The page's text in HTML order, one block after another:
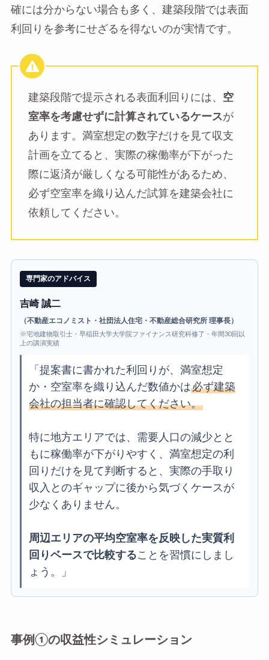
確には分からない場合も多く、建築段階では表面
利回りを参考にせざるを得ないのが実情です。
建築段階で提示される表面利回りには、 空
室率を考慮せずに計算されているケースが
あります。満室想定の数字だけを見て収支
計画を立てると、実際の稼働率が下がった
際に返済が厳しくなる可能性があるため、
必ず空室率を織り込んだ試算を建築会社に
依頼してください。
専門家のアドバイス
吉崎 誠二
（不動産エコノミスト・社団法人住宅・不動産総合研究所 理事長）
※宅地建物取引士・早稲田大学大学院ファイナンス研究科修了・年間30回以
上の講演実績
「提案書に書かれた利回りが、満室想定
か・空室率を織り込んだ数値かは必ず建築
会社の担当者に確認してください。
特に地方エリアでは、需要人口の減少とと
もに稼働率が下がりやすく、満室想定の利
回りだけを見て判断すると、実際の手取り
収入とのギャップに後から気づくケースが
少なくありません。
周辺エリアの平均空室率を反映した実質利
回りベースで比較することを習慣にしまし
ょう。」
事例①の収益性シミュレーション